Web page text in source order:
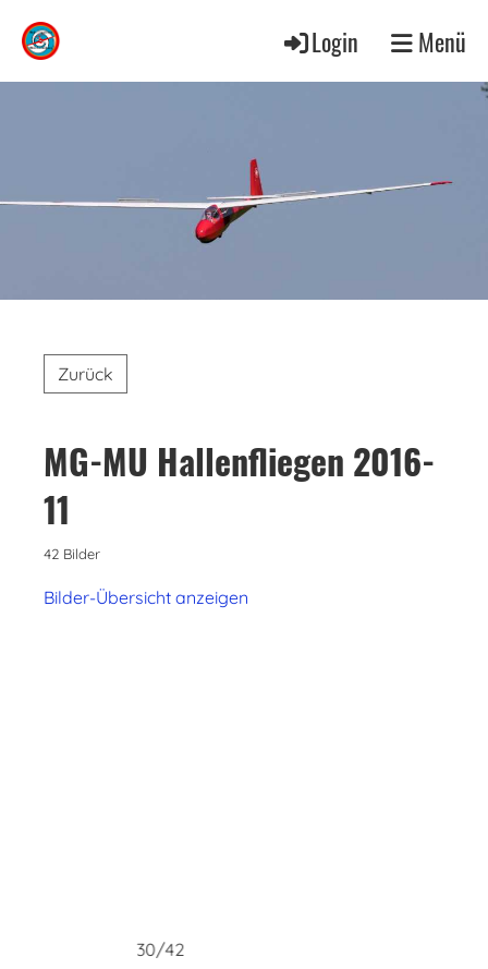
Login Menü
Zurück
MG-MU Hallenfliegen 2016-
11
42 Bilder
Bilder-Übersicht anzeigen
30/42